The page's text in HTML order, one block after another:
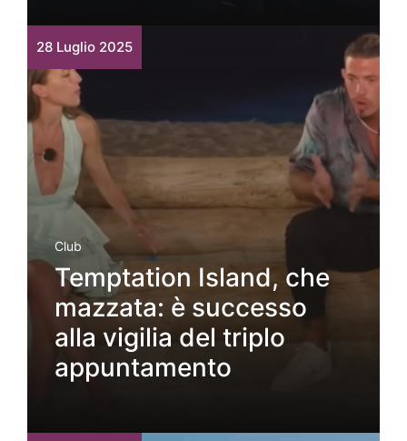
28 Luglio 2025
Club
Temptation Island, che
mazzata: è successo
alla vigilia del triplo
appuntamento